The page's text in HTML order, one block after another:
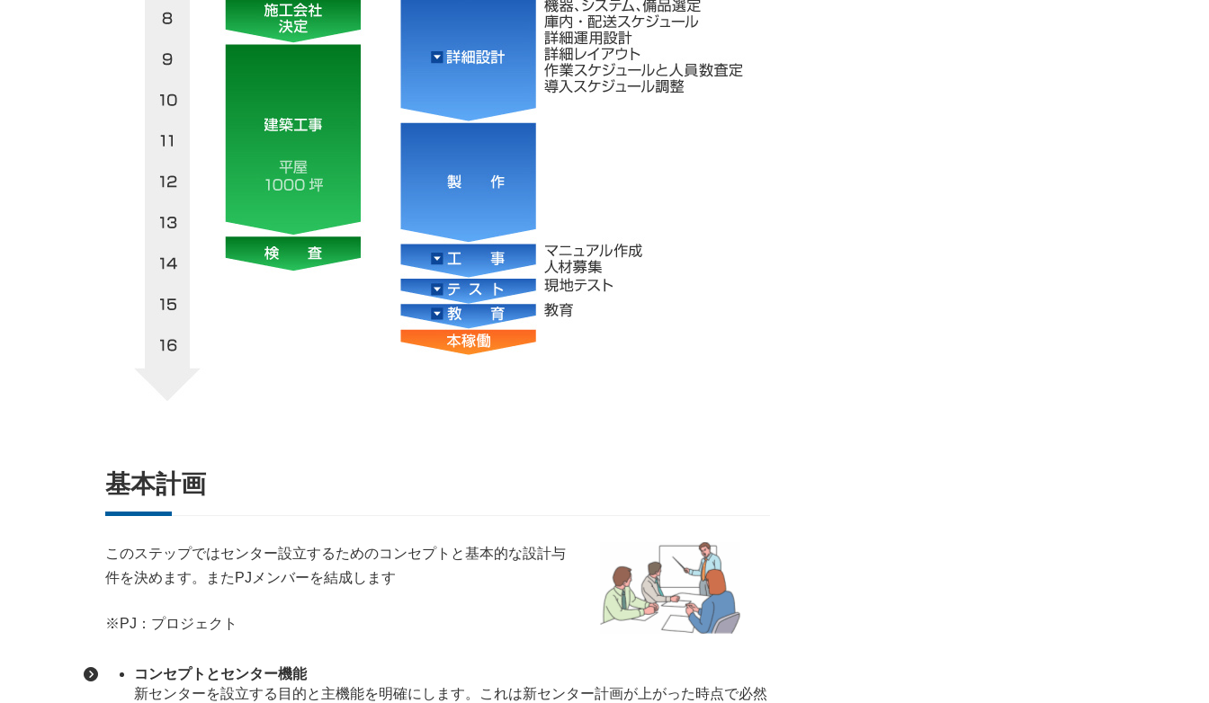
基本計画
このステップではセンター設立するためのコンセプトと基本的な設計与
件を決めます。またPJメンバーを結成します
※PJ：プロジェクト
コンセプトとセンター機能
新センターを設立する目的と主機能を明確にします。これは新センター計画が上がった時点で必然